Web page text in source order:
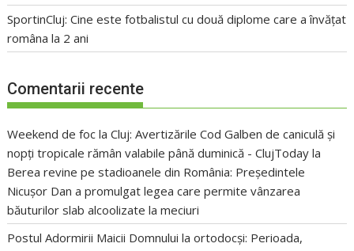
SportinCluj: Cine este fotbalistul cu două diplome care a învățat
româna la 2 ani
Comentarii recente
Weekend de foc la Cluj: Avertizările Cod Galben de caniculă și
nopți tropicale rămân valabile până duminică - ClujToday la
Berea revine pe stadioanele din România: Președintele
Nicușor Dan a promulgat legea care permite vânzarea
băuturilor slab alcoolizate la meciuri
Postul Adormirii Maicii Domnului la ortodocși: Perioada,